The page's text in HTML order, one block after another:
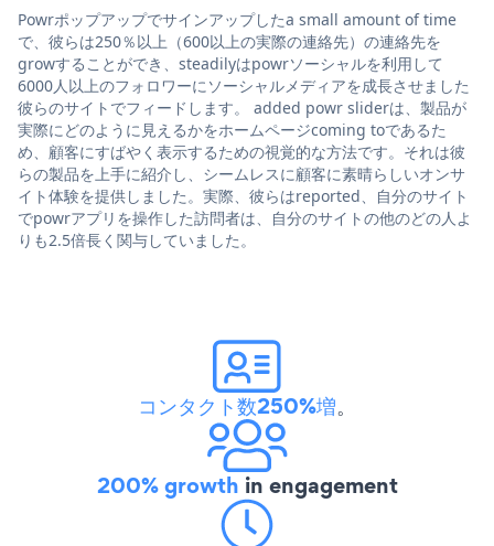
Powrポップアップでサインアップしたa small amount of time
で、彼らは250％以上（600以上の実際の連絡先）の連絡先を
growすることができ、steadilyはpowrソーシャルを利用して
6000人以上のフォロワーにソーシャルメディアを成長させました
彼らのサイトでフィードします。 added powr sliderは、製品が
実際にどのように見えるかをホームページcoming toであるた
め、顧客にすばやく表示するための視覚的な方法です。それは彼
らの製品を上手に紹介し、シームレスに顧客に素晴らしいオンサ
イト体験を提供しました。実際、彼らはreported、自分のサイト
でpowrアプリを操作した訪問者は、自分のサイトの他のどの人よ
りも2.5倍長く関与していました。
コンタクト数250%増。
200% growth in engagement